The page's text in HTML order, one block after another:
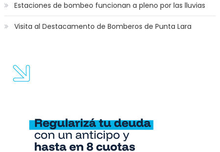
Estaciones de bombeo funcionan a pleno por las lluvias
Visita al Destacamento de Bomberos de Punta Lara